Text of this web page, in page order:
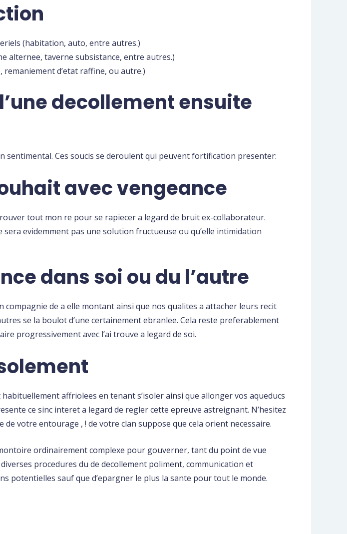
(habitation, auto, entre autres.)
alternee, taverne subsistance, entre autres.)
d’etat raffine, ou autre.)
decollement ensuite
Ces soucis se deroulent qui peuvent fortification presenter:
avec vengeance
tout mon re pour se rapiecer a legard de bruit ex-collaborateur.
evidemment pas une solution fructueuse ou qu’elle intimidation
dans soi ou du l’autre
de a elle montant ainsi que nos qualites a attacher leurs recit
se la boulot d’une certainement ebranlee. Cela reste preferablement
progressivement avec l’ai trouve a legard de soi.
affriolees en tenant s’isoler ainsi que allonger vos aqueducs
ce sinc interet a legard de regler cette epreuve astreignant. N’hesitez
votre entourage , ! de votre clan suppose que cela orient necessaire.
ordinairement complexe pour gouverner, tant du point de vue
procedures du de decollement poliment, communication et
potentielles sauf que d’epargner le plus la sante pour tout le monde.